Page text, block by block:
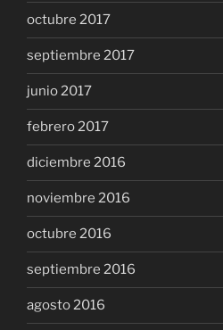
octubre 2017
septiembre 2017
junio 2017
febrero 2017
diciembre 2016
noviembre 2016
octubre 2016
septiembre 2016
agosto 2016